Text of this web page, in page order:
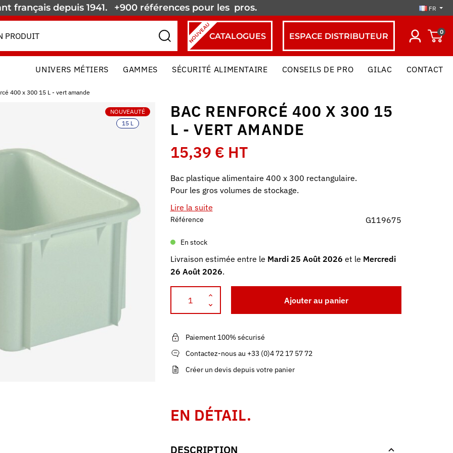
français depuis 1941. +900 références pour les pros. FR
NOUVEAUCATALOGUES ESPACE DISTRIBUTEUR 0
UNIVERS MÉTIERS GAMMES SÉCURITÉ ALIMENTAIRE CONSEILS DE PRO GILAC CONTACT
400 x 300 15 L - vert amande
NOUVEAUTÉ
15 L
BAC RENFORCÉ 400 X 300 15
L - VERT AMANDE
15,39 € HT
Bac plastique alimentaire 400 x 300 rectangulaire.
Pour les gros volumes de stockage.
Lire la suite
Référence G119675
En stock
Livraison estimée entre le Mardi 25 Août 2026 et le Mercredi
26 Août 2026.
Ajouter au panier
Paiement 100% sécurisé
Contactez-nous au +33 (0)4 72 17 57 72
Créer un devis depuis votre panier
EN DÉTAIL.
DESCRIPTION